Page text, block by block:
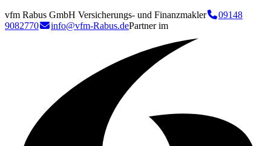
vfm Rabus GmbH Versicherungs- und Finanzmakler
09148
9082770
info@vfm-Rabus.dePartner im